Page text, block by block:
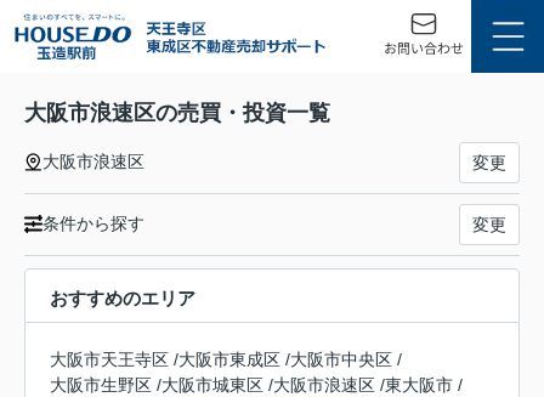
大阪市浪速区の売買・投資一覧
大阪市浪速区 変更
条件から探す 変更
おすすめのエリア
大阪市天王寺区 /大阪市東成区 /大阪市中央区 /
大阪市生野区 /大阪市城東区 /大阪市浪速区 /東大阪市 /